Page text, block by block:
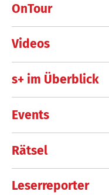
OnTour
Videos
s+ im Überblick
Events
Rätsel
Leserreporter